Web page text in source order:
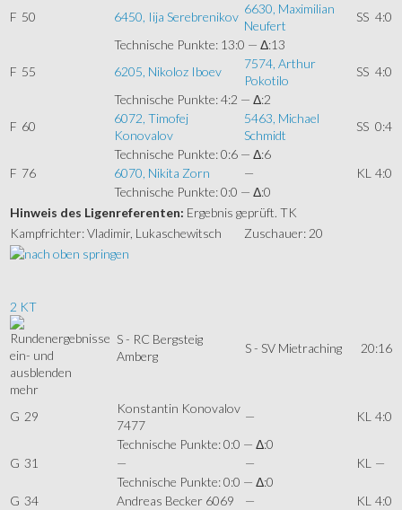
F 50 6450, Iija Serebrenikov
6630, Maximilian
Neufert
SS 4:0
Technische Punkte: 13:0 — Δ:13
F 55 6205, Nikoloz Iboev
7574, Arthur
Pokotilo
SS 4:0
Technische Punkte: 4:2 — Δ:2
F 60
6072, Timofej
Konovalov
5463, Michael
Schmidt
SS 0:4
Technische Punkte: 0:6 — Δ:6
F 76 6070, Nikita Zorn — KL 4:0
Technische Punkte: 0:0 — Δ:0
Hinweis des Ligenreferenten: Ergebnis geprüft. TK
Kampfrichter: Vladimir, Lukaschewitsch
Zuschauer: 20
2 KT
mehr
S - RC Bergsteig
Amberg
S - SV Mietraching 20:16
G 29
Konstantin Konovalov
7477
— KL 4:0
Technische Punkte: 0:0 — Δ:0
G 31 — — KL —
Technische Punkte: 0:0 — Δ:0
G 34 Andreas Becker 6069 — KL 4:0